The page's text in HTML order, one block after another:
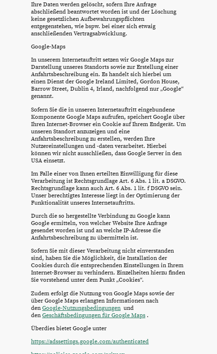
Ihre Daten werden gelöscht, sofern Ihre Anfrage
abschließend beantwortet worden ist und der Löschung
keine gesetzlichen Aufbewahrungspflichten
entgegenstehen, wie bspw. bei einer sich etwaig
anschließenden Vertragsabwicklung.
Google-Maps
In unserem Internetauftritt setzen wir Google Maps zur
Darstellung unseres Standorts sowie zur Erstellung einer
Anfahrtsbeschreibung ein. Es handelt sich hierbei um
einen Dienst der Google Ireland Limited, Gordon House,
Barrow Street, Dublin 4, Irland, nachfolgend nur „Google“
genannt.
Sofern Sie die in unseren Internetauftritt eingebundene
Komponente Google Maps aufrufen, speichert Google über
Ihren Internet-Browser ein Cookie auf Ihrem Endgerät. Um
unseren Standort anzuzeigen und eine
Anfahrtsbeschreibung zu erstellen, werden Ihre
Nutzereinstellungen und -daten verarbeitet. Hierbei
können wir nicht ausschließen, dass Google Server in den
USA einsetzt.
Im Falle einer von Ihnen erteilten Einwilligung für diese
Verarbeitung ist Rechtsgrundlage Art. 6 Abs. 1 lit. a DSGVO.
Rechtsgrundlage kann auch Art. 6 Abs. 1 lit. f DSGVO sein.
Unser berechtigtes Interesse liegt in der Optimierung der
Funktionalität unseres Internetauftritts.
Durch die so hergestellte Verbindung zu Google kann
Google ermitteln, von welcher Website Ihre Anfrage
gesendet worden ist und an welche IP-Adresse die
Anfahrtsbeschreibung zu übermitteln ist.
Sofern Sie mit dieser Verarbeitung nicht einverstanden
sind, haben Sie die Möglichkeit, die Installation der
Cookies durch die entsprechenden Einstellungen in Ihrem
Internet-Browser zu verhindern. Einzelheiten hierzu finden
Sie vorstehend unter dem Punkt „Cookies“.
Zudem erfolgt die Nutzung von Google Maps sowie der
über Google Maps erlangten Informationen nach
den Google-Nutzungsbedingungen und
den Geschäftsbedingungen für Google Maps .
Überdies bietet Google unter
https://adssettings.google.com/authenticated